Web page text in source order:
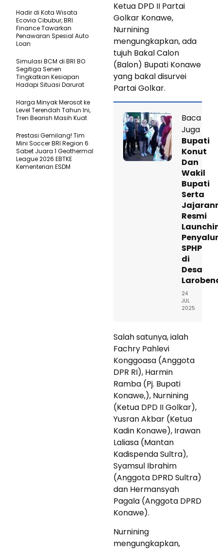
Ketua DPD II Partai
Golkar Konawe,
Nurnining
mengungkapkan, ada
tujuh Bakal Calon
(Balon) Bupati Konawe
yang bakal disurvei
Partai Golkar.
Baca
Juga
Bupati
Konut
Dan
Wakil
Bupati
Serta
Resmi
SPHP
di
Desa
24
JUL
2025
Salah satunya, ialah
Fachry Pahlevi
Konggoasa (Anggota
DPR RI), Harmin
Ramba (Pj. Bupati
Konawe,), Nurnining
(Ketua DPD II Golkar),
Yusran Akbar (Ketua
Kadin Konawe), Irawan
Laliasa (Mantan
Kadispenda Sultra),
Syamsul Ibrahim
(Anggota DPRD Sultra)
dan Hermansyah
Pagala (Anggota DPRD
Konawe).
Nurnining
mengungkapkan,
Hadir di Kota Wisata
Ecovia Cibubur, BRI
Finance Tawarkan
Penawaran Spesial Auto
Loan
Simulasi BCM di BRI BO
Segitiga Senen
Tingkatkan Kesiapan
Hadapi Situasi Darurat
Harga Minyak Merosot ke
Level Terendah Tahun Ini,
Tren Bearish Masih Kuat
Prestasi Gemilang! Tim
Mini Soccer BRI Region 6
Sabet Juara 1 Geothermal
League 2026 EBTKE
Kementerian ESDM